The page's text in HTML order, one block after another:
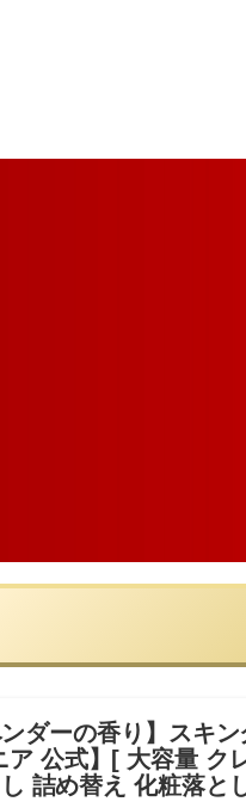
ダーの香り】スキ
公式】[ 大容量 ク
詰め替え 化粧落と